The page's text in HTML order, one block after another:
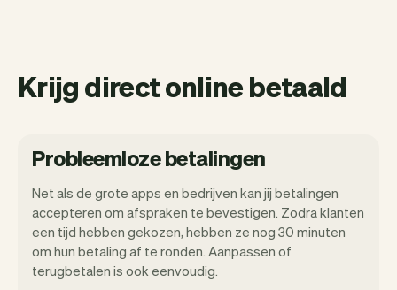
Krijg direct online betaald
Probleemloze betalingen
Net als de grote apps en bedrijven kan jij betalingen
accepteren om afspraken te bevestigen. Zodra klanten
een tijd hebben gekozen, hebben ze nog 30 minuten
om hun betaling af te ronden. Aanpassen of
terugbetalen is ook eenvoudig.